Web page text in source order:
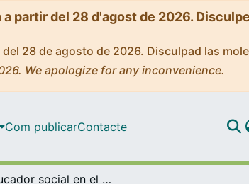
partir del 28 d'agost de 2026.
28 de agosto de 2026. Disculpad las
We apologize for any inconvenience.
Com publicarContacte
El educador social en el acompañamiento sociolaboral para trabajar con mayores dependientes